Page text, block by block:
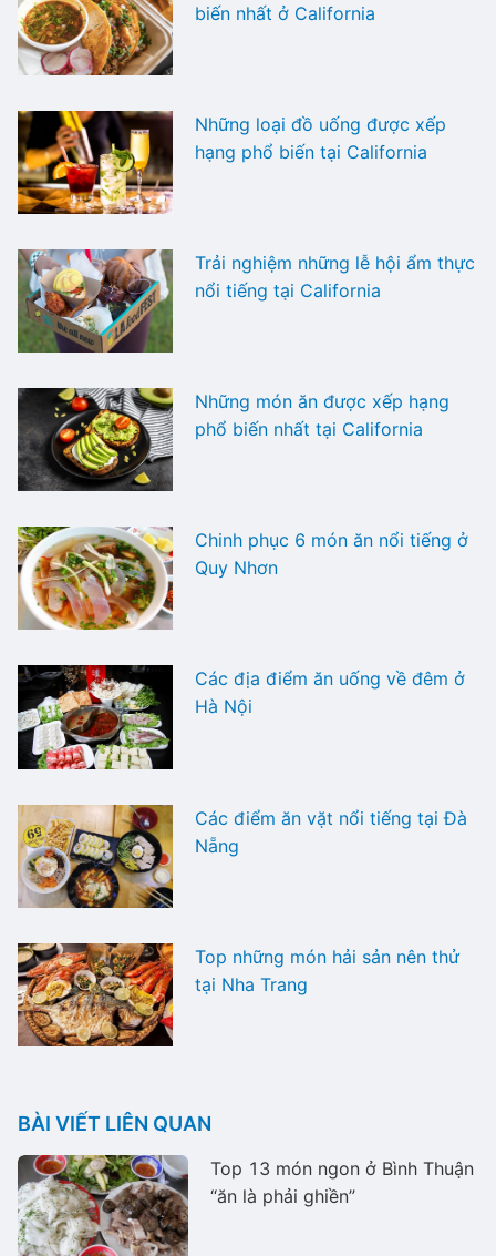
biến nhất ở California
Những loại đồ uống được xếp
hạng phổ biến tại California
Trải nghiệm những lễ hội ẩm thực
nổi tiếng tại California
Những món ăn được xếp hạng
phổ biến nhất tại California
Chinh phục 6 món ăn nổi tiếng ở
Quy Nhơn
Các địa điểm ăn uống về đêm ở
Hà Nội
Các điểm ăn vặt nổi tiếng tại Đà
Nẵng
Top những món hải sản nên thử
tại Nha Trang
BÀI VIẾT LIÊN QUAN
Top 13 món ngon ở Bình Thuận
“ăn là phải ghiền”